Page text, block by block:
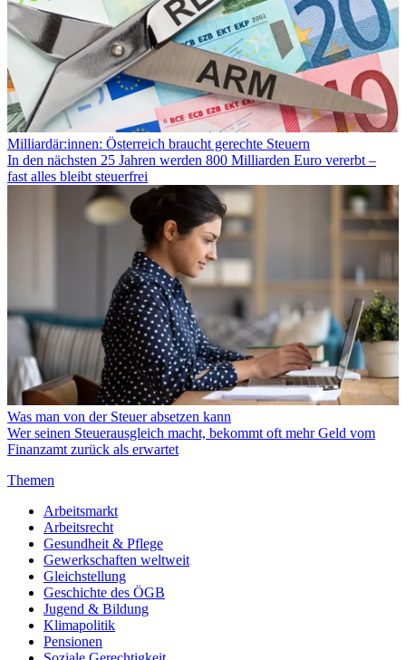
Milliardär:innen: Österreich braucht gerechte Steuern
In den nächsten 25 Jahren werden 800 Milliarden Euro vererbt –
fast alles bleibt steuerfrei
Was man von der Steuer absetzen kann
Wer seinen Steuerausgleich macht, bekommt oft mehr Geld vom
Finanzamt zurück als erwartet
Themen
Arbeitsmarkt
Arbeitsrecht
Gesundheit & Pflege
Gewerkschaften weltweit
Gleichstellung
Geschichte des ÖGB
Jugend & Bildung
Klimapolitik
Pensionen